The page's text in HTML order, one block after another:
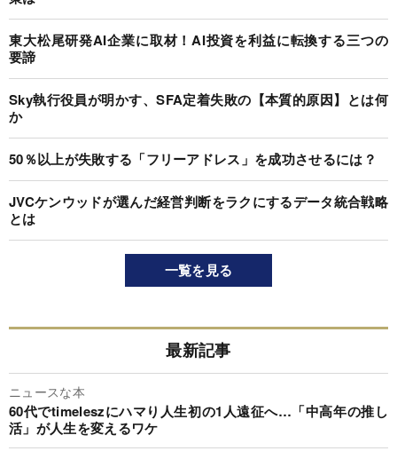
東大松尾研発AI企業に取材！AI投資を利益に転換する三つの
要諦
Sky執行役員が明かす、SFA定着失敗の【本質的原因】とは何
か
50％以上が失敗する「フリーアドレス」を成功させるには？
JVCケンウッドが選んだ経営判断をラクにするデータ統合戦略
とは
一覧を見る
最新記事
ニュースな本
60代でtimeleszにハマり人生初の1人遠征へ…「中高年の推し
活」が人生を変えるワケ